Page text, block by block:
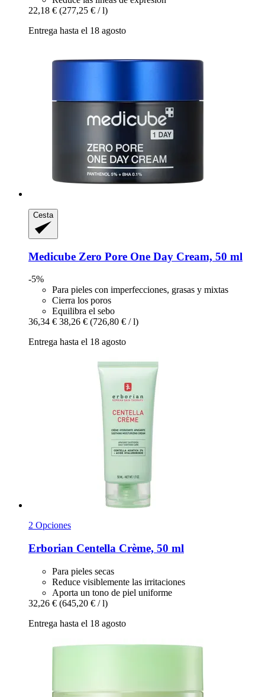
22,18 € (277,25 € / l)
Entrega hasta el 18 agosto
Cesta
Medicube Zero Pore One Day Cream, 50 ml
-5%
Para pieles con imperfecciones, grasas y mixtas
Cierra los poros
Equilibra el sebo
36,34 € 38,26 € (726,80 € / l)
Entrega hasta el 18 agosto
2 Opciones
Erborian Centella Crème, 50 ml
Para pieles secas
Reduce visiblemente las irritaciones
Aporta un tono de piel uniforme
32,26 € (645,20 € / l)
Entrega hasta el 18 agosto